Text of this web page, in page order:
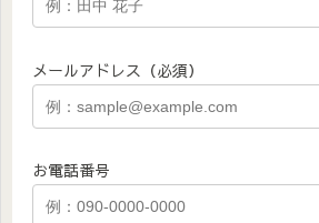
メールアドレス（必須）
お電話番号